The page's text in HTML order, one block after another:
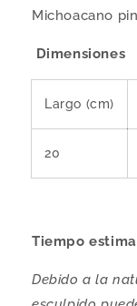
Michoacano
Dimensiones
Largo (cm)
20
Tiempo
Debido a la